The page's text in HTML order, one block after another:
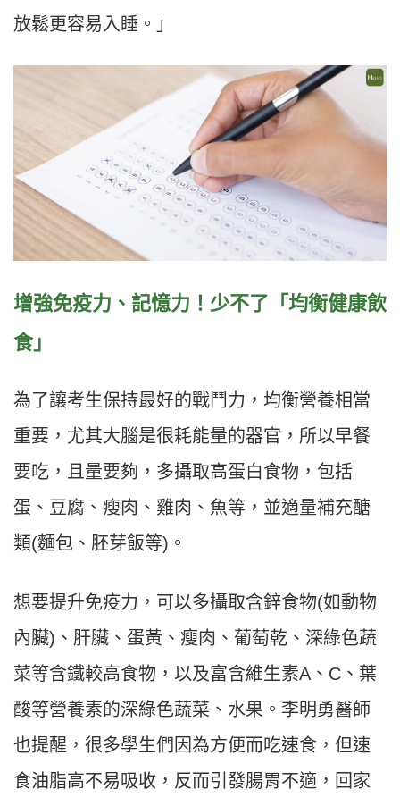
放鬆更容易入睡。」
增強免疫力、記憶力！少不了「均衡健康飲
食」
為了讓考生保持最好的戰鬥力，均衡營養相當
重要，尤其大腦是很耗能量的器官，所以早餐
要吃，且量要夠，多攝取高蛋白食物，包括
蛋、豆腐、瘦肉、雞肉、魚等，並適量補充醣
類(麵包、胚芽飯等) 。
想要提升免疫力，可以多攝取含鋅食物(如動物
內臟) 、肝臟、蛋黃、瘦肉、葡萄乾、深綠色蔬
菜等含鐵較高食物，以及富含維生素A 、 C 、葉
酸等營養素的深綠色蔬菜、水果。李明勇醫師
也提醒，很多學生們因為方便而吃速食，但速
食油脂高不易吸收，反而引發腸胃不適，回家